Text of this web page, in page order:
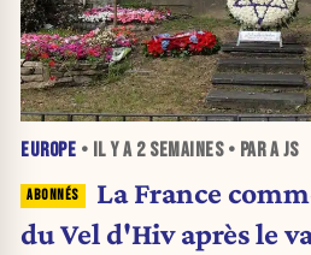
EUROPE • IL Y A 2 SEMAINES• PAR A JS
La France
du Vel d'Hiv après le